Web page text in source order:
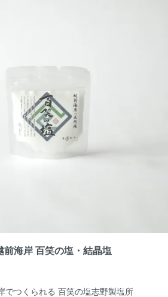
前海岸 百笑の塩・結晶塩
でつくられる 百笑の塩志野製塩所